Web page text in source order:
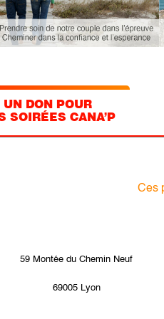
UN DON POUR
SOIRÉES CANA’P
Ces
59 Montée du Chemin Neuf
69005 Lyon